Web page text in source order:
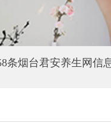
条烟台君安养生网信